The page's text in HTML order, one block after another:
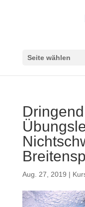
Seite wählen
Aug. 27, 2019 |